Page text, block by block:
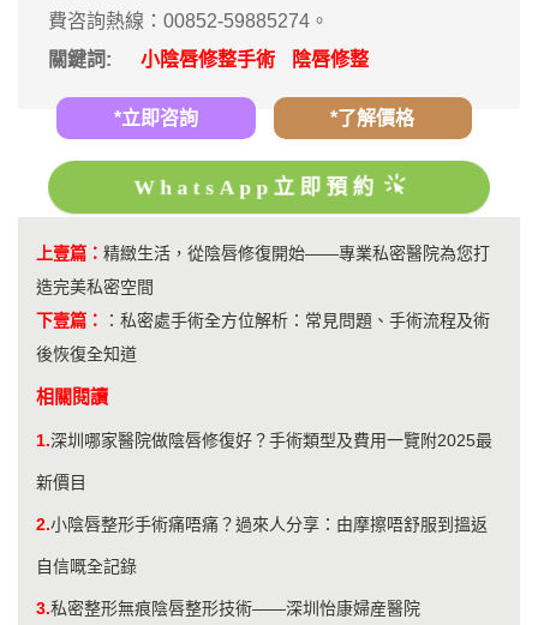
費咨詢熱線：00852-59885274。
關鍵詞:
小陰唇修整手術 陰唇修整
*立即咨詢 *了解價格
WhatsApp立即預約
上壹篇： 精緻生活，從陰唇修復開始——專業私密醫院為您打
造完美私密空間
下壹篇：
： 私密處手術全方位解析：常見問題、手術流程及術
後恢復全知道
相關閱讀
1.深圳哪家醫院做陰唇修復好？手術類型及費用一覽附2025最
新價目
2.小陰唇整形手術痛唔痛？過來人分享：由摩擦唔舒服到搵返
自信嘅全記錄
3.私密整形無痕陰唇整形技術——深圳怡康婦産醫院